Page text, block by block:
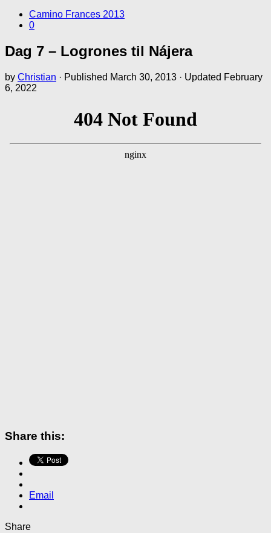
Camino Frances 2013
0
Dag 7 – Logrones til Nájera
by Christian · Published March 30, 2013 · Updated February
6, 2022
Share this:
Email
Share